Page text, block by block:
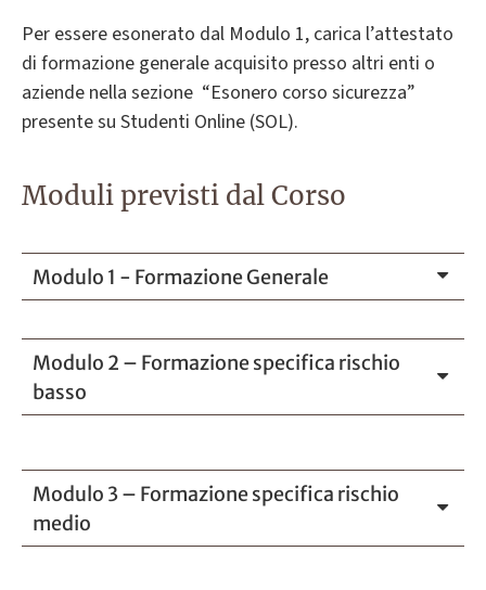
Per essere esonerato dal Modulo 1, carica l’attestato
di formazione generale acquisito presso altri enti o
aziende nella sezione “Esonero corso sicurezza”
presente su Studenti Online (SOL).
Moduli previsti dal Corso
Modulo 1 - Formazione Generale
Modulo 2 – Formazione specifica rischio
basso
Modulo 3 – Formazione specifica rischio
medio